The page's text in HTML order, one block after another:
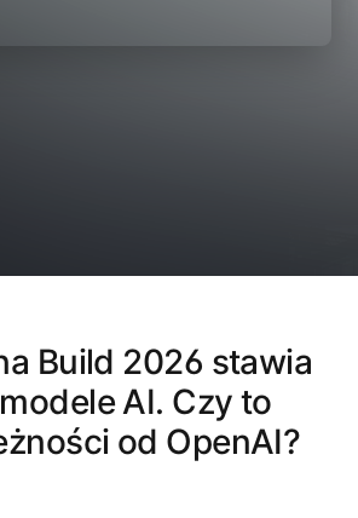
Build 2026 stawia
AI. Czy to
od OpenAI?